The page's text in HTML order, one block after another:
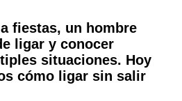
fiestas, un hombre
ligar y conocer
situaciones. Hoy
cómo ligar sin salir